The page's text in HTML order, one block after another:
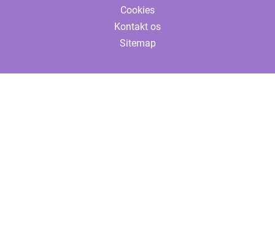
Cookies
Kontakt os
Sitemap